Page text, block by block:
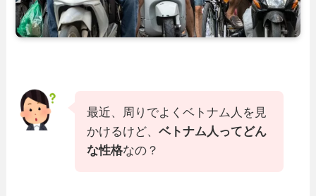
最近、周りでよくベトナム人を見
かけるけど、ベトナム人ってどん
な性格なの？